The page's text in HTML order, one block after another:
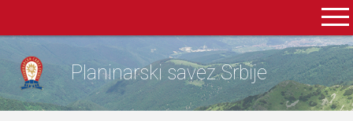
Planinarski savez Srbije